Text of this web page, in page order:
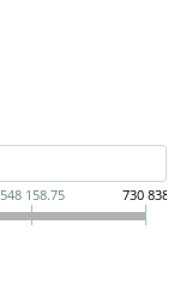
548 158.75 730 838